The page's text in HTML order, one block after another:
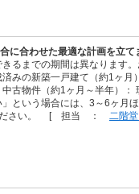
に合わせた最適な計画を立て
るまでの期間は異なります
みの新築一戸建て（約1ヶ
古物件（約1ヶ月～半年）
という場合には、3～6ヶ月
ください。 [ 担当 ： 二階